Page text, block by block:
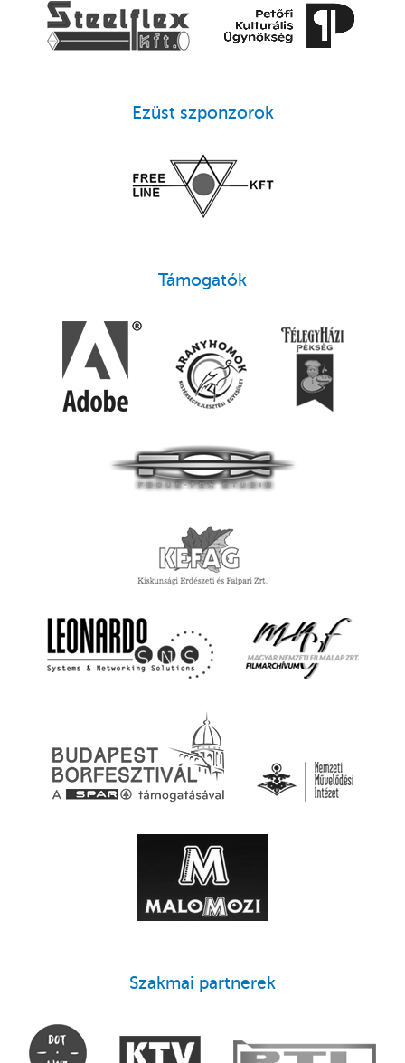
Ezüst szponzorok
Támogatók
Szakmai partnerek